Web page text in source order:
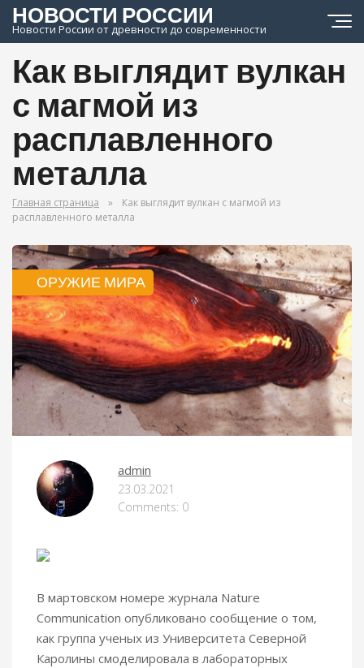
НОВОСТИ РОССИИ
Новости России от древности до современности
Как выглядит вулкан
с магмой из
расплавленного
металла
Главная страница »
Как выглядит вулкан с магмой из
расплавленного металла
ОРУЖИЕ МИРА
admin
23.03.2021
Comments: 0
В мартовском номере журнала Nature
Communication опубликовано сообщение о том,
как группа ученых из Университета Северной
Каролины смоделировала в лабораторных